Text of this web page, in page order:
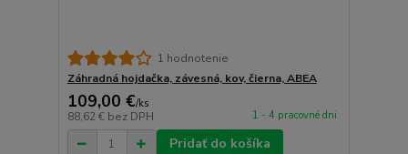
1 hodnotenie
Záhradná hojdačka, závesná, kov, čierna, ABEA
109,00 €/ks
88,62 € bez DPH 1 - 4 pracovné dni
Pridať do košíka